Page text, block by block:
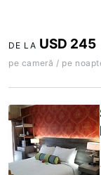
DE LA USD 245
pe cameră / pe